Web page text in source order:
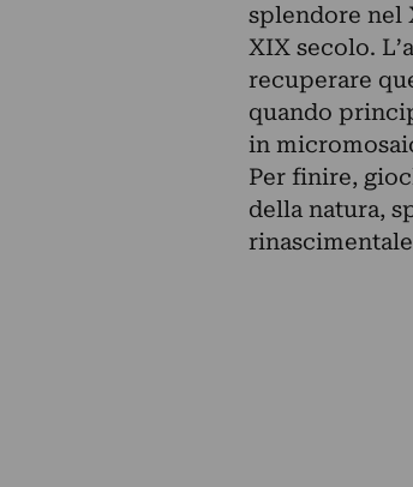
splendore nel
XIX secolo.
recuperare
quando
in
Per finire,
della natura,